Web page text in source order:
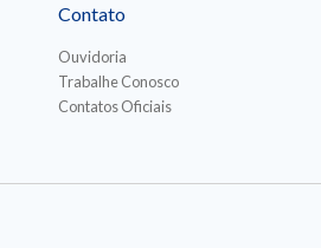
Contato
Ouvidoria
Trabalhe Conosco
Contatos Oficiais